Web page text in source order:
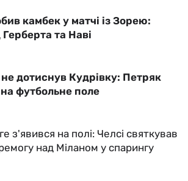
камбек у матчі із Зорею:
та Наві
дотиснув Кудрівку: Петряк
футбольне поле
з'явився на полі: Челсі святкував
над Міланом у спарингу